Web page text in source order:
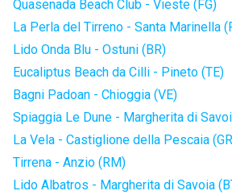
Quasenada Beach Club - Vieste (FG)
La Perla del Tirreno - Santa Marinella
Lido Onda Blu - Ostuni (BR)
Eucaliptus Beach da Cilli - Pineto (TE)
Bagni Padoan - Chioggia (VE)
Spiaggia Le Dune - Margherita di
La Vela - Castiglione della Pescaia
Tirrena - Anzio (RM)
Lido Albatros - Margherita di Savoia